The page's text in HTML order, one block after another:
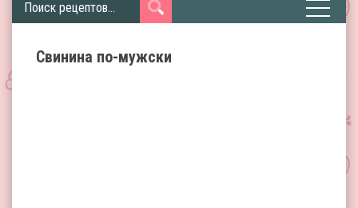
Свинина по-мужски